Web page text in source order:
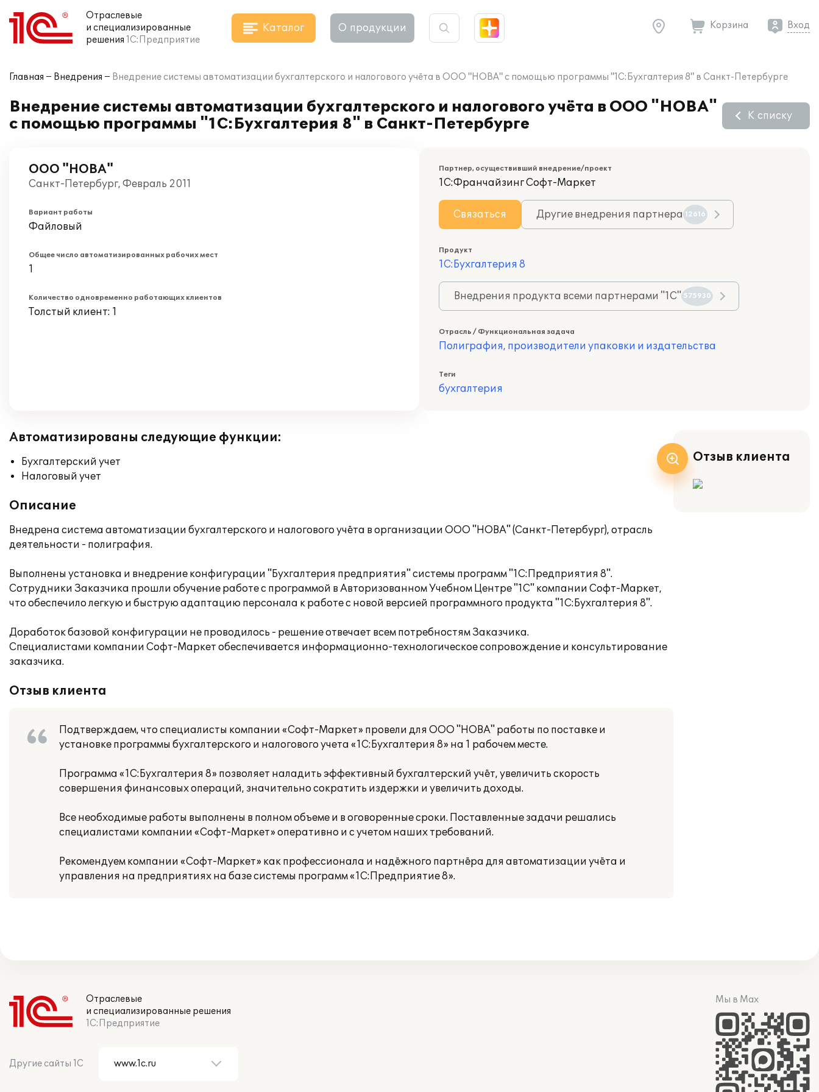
Отраслевые
и специализированные
решения 1С:Предприятие
Каталог О продукции Корзина Вход
Главная Внедрения Внедрение системы автоматизации бухгалтерского и налогового учёта в ООО "НОВА" с помощью программы "1С:Бухгалтерия 8" в Санкт-Петербурге
Внедрение системы автоматизации бухгалтерского и налогового учёта в ООО "НОВА"
с помощью программы "1С:Бухгалтерия 8" в Санкт-Петербурге
К списку
ООО "НОВА"
Санкт-Петербург, Февраль 2011
Вариант работы
Файловый
Общее число автоматизированных рабочих мест
1
Количество одновременно работающих клиентов
Толстый клиент: 1
Партнер, осуществивший внедрение/проект
1С:Франчайзинг Софт-Маркет
Связаться Другие внедрения партнера 12616
Продукт
1С:Бухгалтерия 8
Внедрения продукта всеми партнерами "1С" 575930
Отрасль / Функциональная задача
Полиграфия, производители упаковки и издательства
Теги
бухгалтерия
Автоматизированы следующие функции:
Бухгалтерский учет
Налоговый учет
Описание
Внедрена система автоматизации бухгалтерского и налогового учёта в организации ООО "НОВА" (Санкт-Петербург), отрасль
деятельности - полиграфия.
Выполнены установка и внедрение конфигурации "Бухгалтерия предприятия" системы программ "1С:Предприятия 8".
Сотрудники Заказчика прошли обучение работе с программой в Авторизованном Учебном Центре "1С" компании Софт-Маркет,
что обеспечило легкую и быструю адаптацию персонала к работе с новой версией программного продукта "1С:Бухгалтерия 8".
Доработок базовой конфигурации не проводилось - решение отвечает всем потребностям Заказчика.
Специалистами компании Софт-Маркет обеспечивается информационно-технологическое сопровождение и консультирование
заказчика.
Отзыв клиента
Подтверждаем, что специалисты компании «Софт-Маркет» провели для ООО "НОВА" работы по поставке и
установке программы бухгалтерского и налогового учета «1С:Бухгалтерия 8» на 1 рабочем месте.
Программа «1С:Бухгалтерия 8» позволяет наладить эффективный бухгалтерский учёт, увеличить скорость
совершения финансовых операций, значительно сократить издержки и увеличить доходы.
Все необходимые работы выполнены в полном объеме и в оговоренные сроки. Поставленные задачи решались
специалистами компании «Софт-Маркет» оперативно и с учетом наших требований.
Рекомендуем компании «Софт-Маркет» как профессионала и надёжного партнёра для автоматизации учёта и
управления на предприятиях на базе системы программ «1С:Предприятие 8».
Отзыв клиента
Отраслевые
и специализированные решения
1С:Предприятие
Другие сайты 1С
Мы в Max